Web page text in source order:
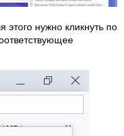
нужно кликнуть по